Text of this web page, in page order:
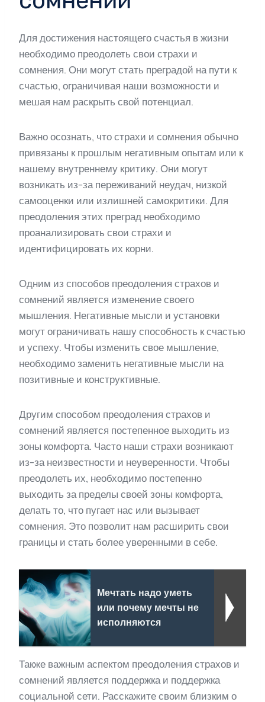
Для достижения настоящего счастья в жизни
необходимо преодолеть свои страхи и
сомнения. Они могут стать преградой на пути к
счастью, ограничивая наши возможности и
мешая нам раскрыть свой потенциал.
Важно осознать, что страхи и сомнения обычно
привязаны к прошлым негативным опытам или к
нашему внутреннему критику. Они могут
возникать из-за переживаний неудач, низкой
самооценки или излишней самокритики. Для
преодоления этих преград необходимо
проанализировать свои страхи и
идентифицировать их корни.
Одним из способов преодоления страхов и
сомнений является изменение своего
мышления. Негативные мысли и установки
могут ограничивать нашу способность к счастью
и успеху. Чтобы изменить свое мышление,
необходимо заменить негативные мысли на
позитивные и конструктивные.
Другим способом преодоления страхов и
сомнений является постепенное выходить из
зоны комфорта. Часто наши страхи возникают
из-за неизвестности и неуверенности. Чтобы
преодолеть их, необходимо постепенно
выходить за пределы своей зоны комфорта,
делать то, что пугает нас или вызывает
сомнения. Это позволит нам расширить свои
границы и стать более уверенными в себе.
Мечтать надо уметь
или почему мечты не
исполняются
Также важным аспектом преодоления страхов и
сомнений является поддержка и поддержка
социальной сети. Расскажите своим близким о